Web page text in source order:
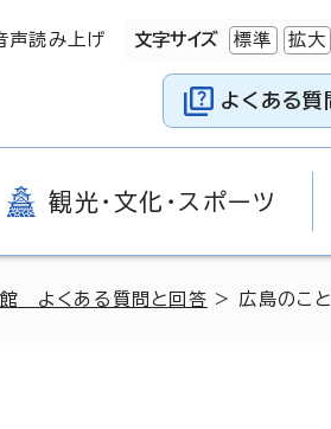
声読み上げ 文字サイズ 標準 拡大
よくある質
観光・文化・スポーツ
館 よくある質問と回答 > 広島のこ